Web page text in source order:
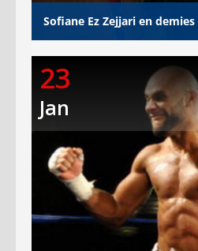
Sofiane Ez Zejjari en demies
23
Jan